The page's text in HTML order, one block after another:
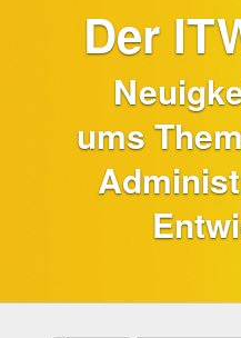
Der
ums